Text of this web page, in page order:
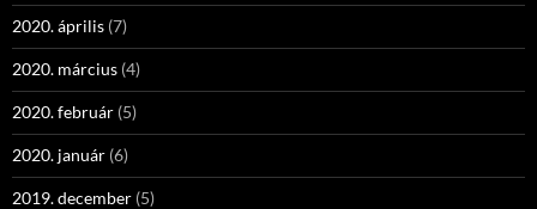
2020. április (7)
2020. március (4)
2020. február (5)
2020. január (6)
2019. december (5)